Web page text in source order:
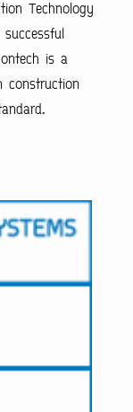
Technology
is a
construction